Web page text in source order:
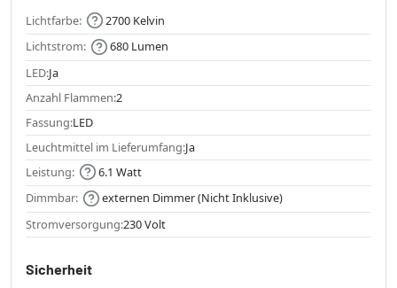
Lichtfarbe:
2700 Kelvin
Lichtstrom:
680 Lumen
LED:Ja
Anzahl Flammen:2
Fassung:LED
Leuchtmittel im Lieferumfang:Ja
Leistung:
6.1 Watt
Dimmbar:
externen Dimmer (Nicht Inklusive)
Stromversorgung:230 Volt
Sicherheit